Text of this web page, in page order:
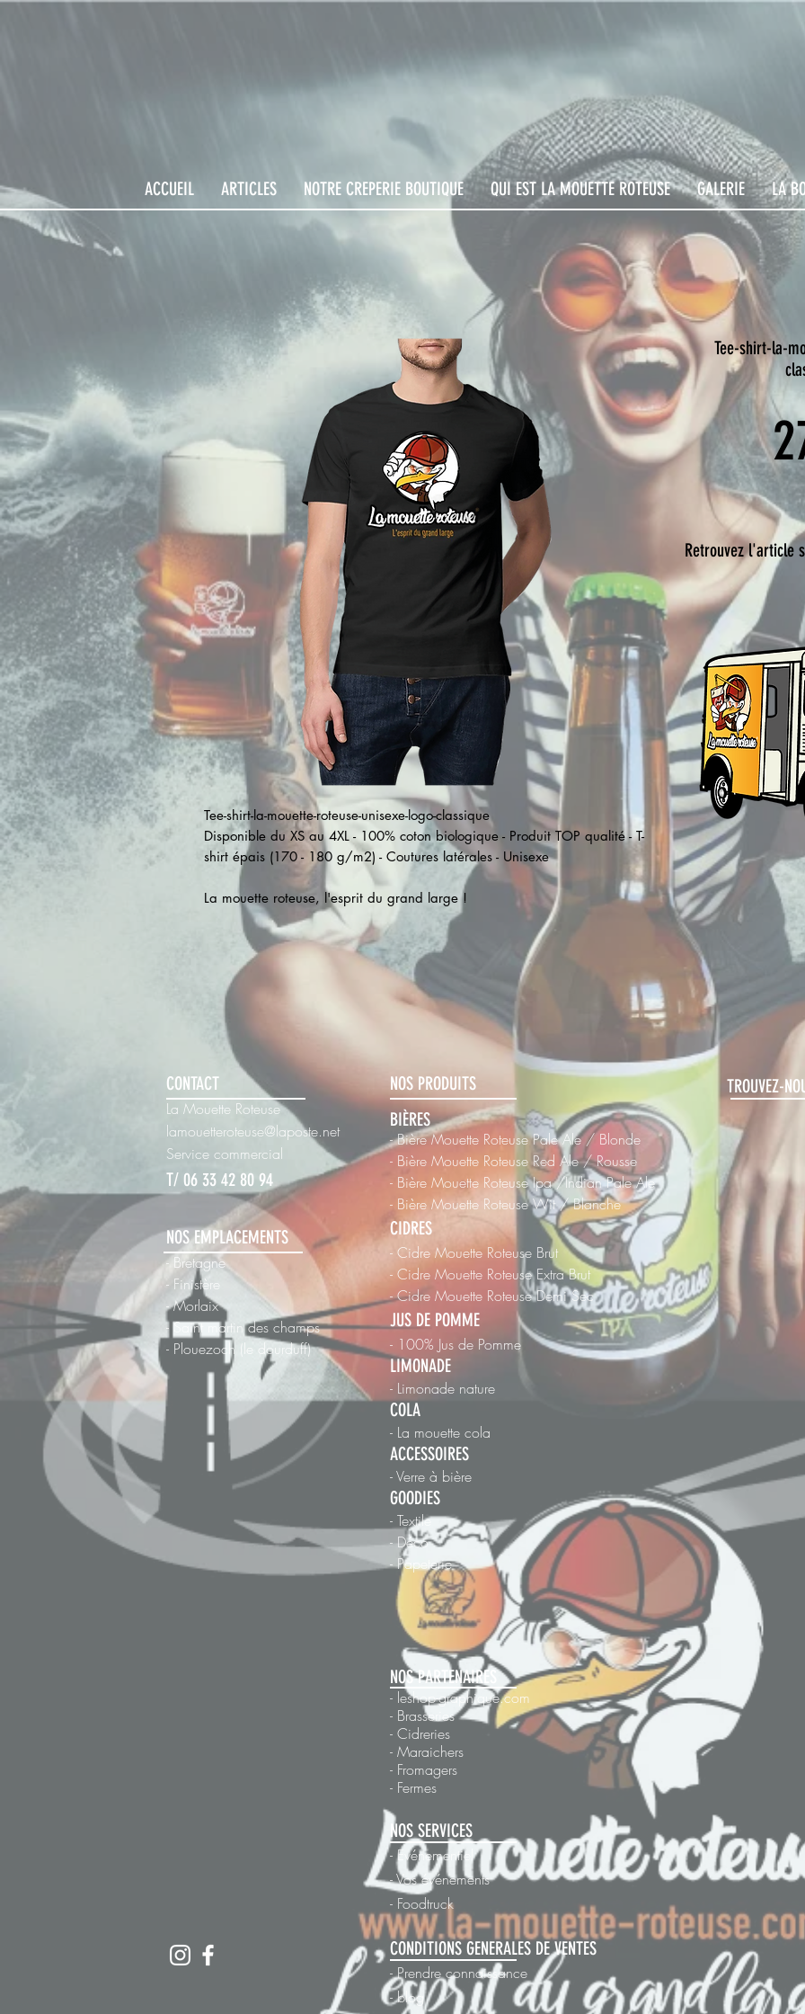
ACCUEIL ARTICLES NOTRE CREPERIE BOUTIQUE QUI EST LA MOUETTE ROTEUSE GALERIE LA
Tee-shirt-la-mouette-roteuse-unisexe-logo-classique
Disponible du XS au 4XL - 100% coton biologique - Produit TOP qualité - T-
shirt épais (170 - 180 g/m2) - Coutures latérales - Unisexe
La mouette roteuse, l'esprit du grand large !
Tee-shirt-la-
Retrouvez l'article
Le lien pour
en ligne partenaire.
Lien : LE SHOP
CONTACT
La Mouette Roteuse
lamouetteroteuse@laposte.net
Service commercial
T/ 06 33 42 80 94
NOS EMPLACEMENTS
- Bretagne
- Finistère
- Morlaix
- Saint martin des champs
- Plouezoch (le dourduff)
NOS PRODUITS
BIÈRES
- Bière Mouette Roteuse Pale Ale / Blonde
- Bière Mouette Roteuse Red Ale / Rousse
- Bière Mouette Roteuse Ipa /Indian Pale Ale
- Bière Mouette Roteuse Wit / Blanche
CIDRES
- Cidre Mouette Roteuse Brut
- Cidre Mouette Roteuse Extra Brut
- Cidre Mouette Roteuse Demi Sec
JUS DE POMME
- 100% Jus de Pomme
LIMONADE
- Limonade nature
COLA
- La mouette cola
ACCESSOIRES
- Verre à bière
GOODIES
- Textile
- Déco
- Papeterie
TROUVEZ-
NOS PARTENAIRES
- leshop-graphique.com
- Brasseries
- Cidreries
- Maraichers
- Fromagers
- Fermes
NOS SERVICES
- Evénementiel
-Vos événements
- Foodtruck
CONDITIONS GENERALES DE VENTES
- Prendre connaissance
- blog